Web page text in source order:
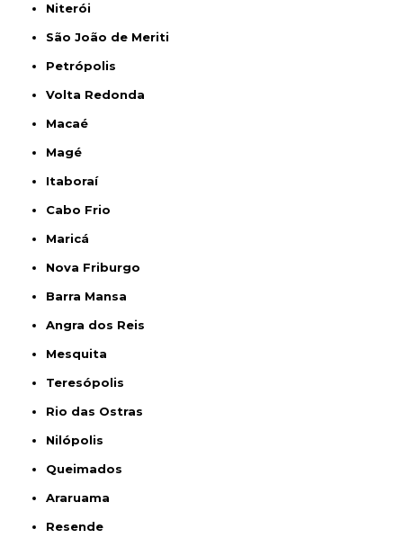
Niterói
São João de Meriti
Petrópolis
Volta Redonda
Macaé
Magé
Itaboraí
Cabo Frio
Maricá
Nova Friburgo
Barra Mansa
Angra dos Reis
Mesquita
Teresópolis
Rio das Ostras
Nilópolis
Queimados
Araruama
Resende